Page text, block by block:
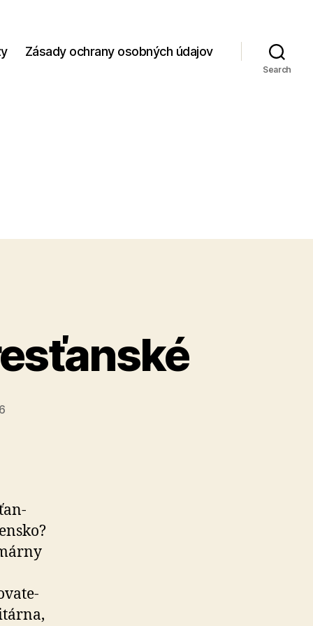
Zásady ochrany osobných údajov
Search